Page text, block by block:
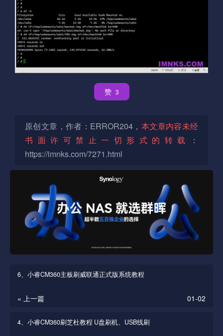
赞 3
原创文章，作者：ERROR204， 本文章内容未经
书面许可禁止一切形式的转载
：
https://imnks.com/7271.html
6、小睿CM360主板刷威联通正式版系统教程
« 上一篇 01-02
4、小睿CM360刷芝杜教程 U盘刷机、USB线刷